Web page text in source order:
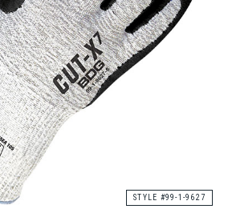
STYLE #99-1-9627